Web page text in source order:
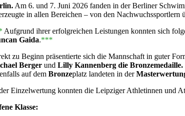
Am 6. und 7. Juni 2026 fanden in der Berliner
in allen Bereichen – von den Nachwuchssportlern
Aufgrund ihrer erfolgreichen Leistungen konnten sich
Gaida.***
zu Beginn präsentierte sich die Mannschaft in guter
Bergerund Lilly Kannenberg die Bronzemedaille.
auf demBronzeplatz landeten in der
Einzelwertung konnten die Leipziger Athletinnen und
Klasse: